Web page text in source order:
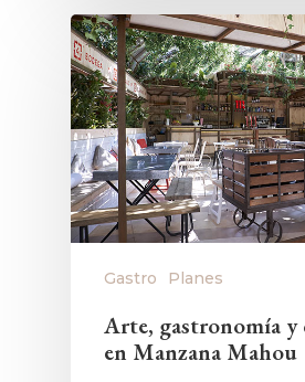
Gastro Planes
Arte, gastronomía y
en Manzana Mahou